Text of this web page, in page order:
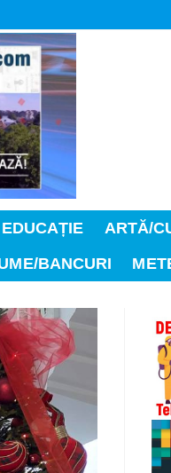
EDUCAȚIE ARTĂ/
BANCURI